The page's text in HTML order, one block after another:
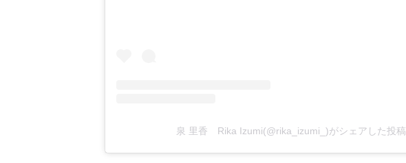
泉 里香 Rika Izumi(@rika_izumi_)がシェアした投稿